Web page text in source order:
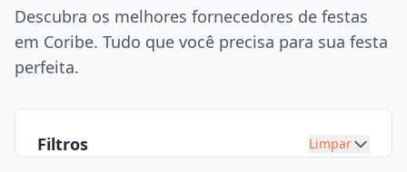
Pegue e Monte
Festa na mesa
Buffet
Descubra os melhores fornecedores de festas
em Coribe. Tudo que você precisa para sua festa
perfeita.
Filtros Limpar